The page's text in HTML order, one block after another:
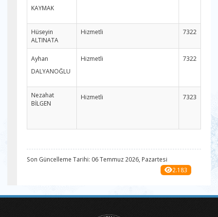
KAYMAK
Hüseyin
ALTINATA
Hizmetli 7322
Ayhan
DALYANOĞLU
Hizmetli 7322
Nezahat
BİLGEN
Hizmetli 7323
Son Güncelleme Tarihi: 06 Temmuz 2026, Pazartesi
2.183